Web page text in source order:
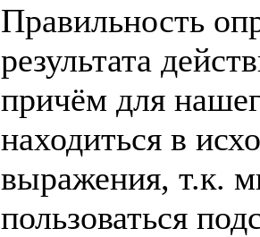
Правильность
результата
причём для
находиться в
выражения, т.к.
пользоваться